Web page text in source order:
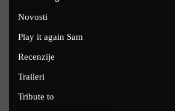
Novosti
Play it again Sam
Recenzije
Traileri
Tribute to